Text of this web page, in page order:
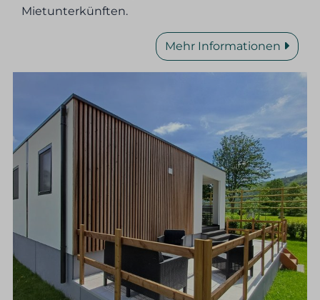
Mietunterkünften.
Mehr Informationen